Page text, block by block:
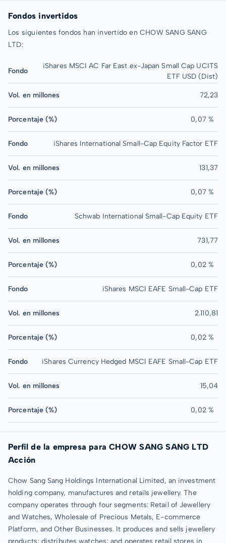
Fondos invertidos
Los siguientes fondos han invertido en CHOW SANG SANG
LTD:
Fondo
iShares MSCI AC Far East ex-Japan Small Cap UCITS
ETF USD (Dist)
Vol. en millones 72,23
Porcentaje (%) 0,07 %
Fondo iShares International Small-Cap Equity Factor ETF
Vol. en millones 131,37
Porcentaje (%) 0,07 %
Fondo Schwab International Small-Cap Equity ETF
Vol. en millones 731,77
Porcentaje (%) 0,02 %
Fondo iShares MSCI EAFE Small-Cap ETF
Vol. en millones 2.110,81
Porcentaje (%) 0,02 %
Fondo iShares Currency Hedged MSCI EAFE Small-Cap ETF
Vol. en millones 15,04
Porcentaje (%) 0,02 %
Perfil de la empresa para CHOW SANG SANG LTD
Acción
Chow Sang Sang Holdings International Limited, an investment
holding company, manufactures and retails jewellery. The
company operates through four segments: Retail of Jewellery
and Watches, Wholesale of Precious Metals, E-commerce
Platform, and Other Businesses. It produces and sells jewellery
products; distributes watches; and operates retail stores in